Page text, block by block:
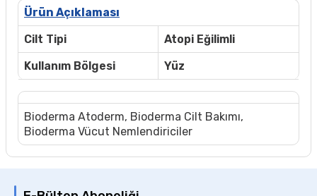
Ürün Açıklaması
Cilt Tipi
Atopi Eğilimli
Kullanım Bölgesi
Yüz
Bioderma Atoderm, Bioderma Cilt Bakımı,
Bioderma Vücut Nemlendiriciler